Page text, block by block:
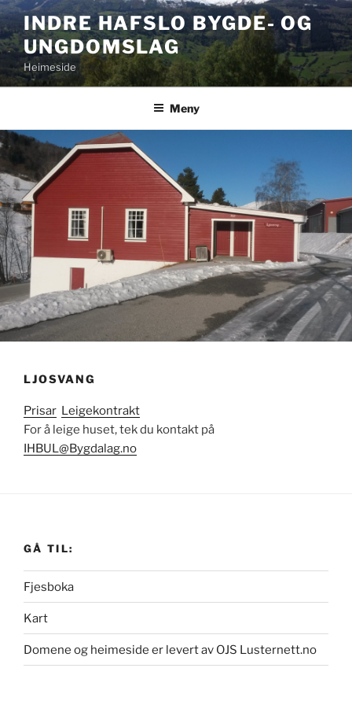
Gå
til
innhold
INDRE HAFSLO BYGDE- OG
UNGDOMSLAG
Heimeside
Meny
LJOSVANG
Prisar Leigekontrakt
For å leige huset, tek du kontakt på
IHBUL@Bygdalag.no
GÅ TIL:
Fjesboka
Kart
Domene og heimeside er levert av OJS Lusternett.no